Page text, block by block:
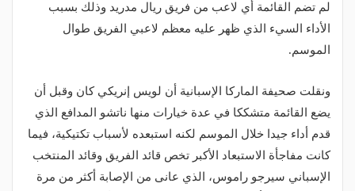
لم تضم القائمة أي لاعب من فريق ريال مدريد وذلك بسبب
الأداء السيء الذي ظهر عليه معظم لاعبي الفريق طوال
الموسم.
ونقلت صحيفة الماركا الإسبانية أن لويس إنريكي كان وقبل أن
يضع القائمة متشككا في عدة خيارات منها ناتشو المدافع الذي
قدم أداء جيدا خلال الموسم لكنه استبعده لأسباب تكتيكية، فيما
كانت مفاجأة الاستبعاد الأكبر تخص قائد الفريق وقائد المنتخب
الإسباني سيرجو راموس، الذي عانى من الإصابة أكثر من مرة